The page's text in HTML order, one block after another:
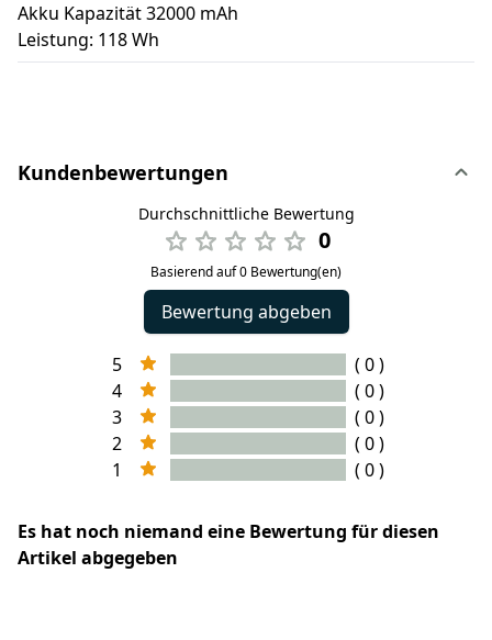
Akku Kapazität 32000 mAh
Leistung: 118 Wh
Kundenbewertungen
Durchschnittliche Bewertung
0
Basierend auf 0 Bewertung(en)
Bewertung abgeben
5
( 0 )
4
( 0 )
3
( 0 )
2
( 0 )
1
( 0 )
Es hat noch niemand eine Bewertung für diesen
Artikel abgegeben